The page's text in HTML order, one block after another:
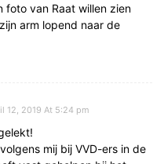
foto van Raat willen zien
arm lopend naar de
12, 2019 At 5:24 pm
mij bij VVD-ers in de